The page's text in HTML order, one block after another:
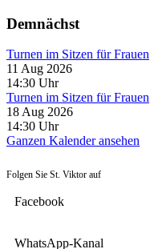
Demnächst
Turnen im Sitzen für Frauen
11 Aug 2026
14:30 Uhr
Turnen im Sitzen für Frauen
18 Aug 2026
14:30 Uhr
Ganzen Kalender ansehen
Folgen Sie St. Viktor auf
Facebook
WhatsApp-Kanal